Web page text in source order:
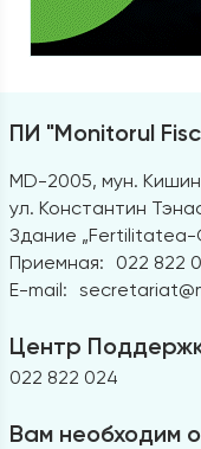
ПИ "Monitorul
MD-2005, мун.
ул. Константин
Здание „Fertilitatea-
Приемная:
022 822
E-mail:
Центр
022 822 024
Вам необходим